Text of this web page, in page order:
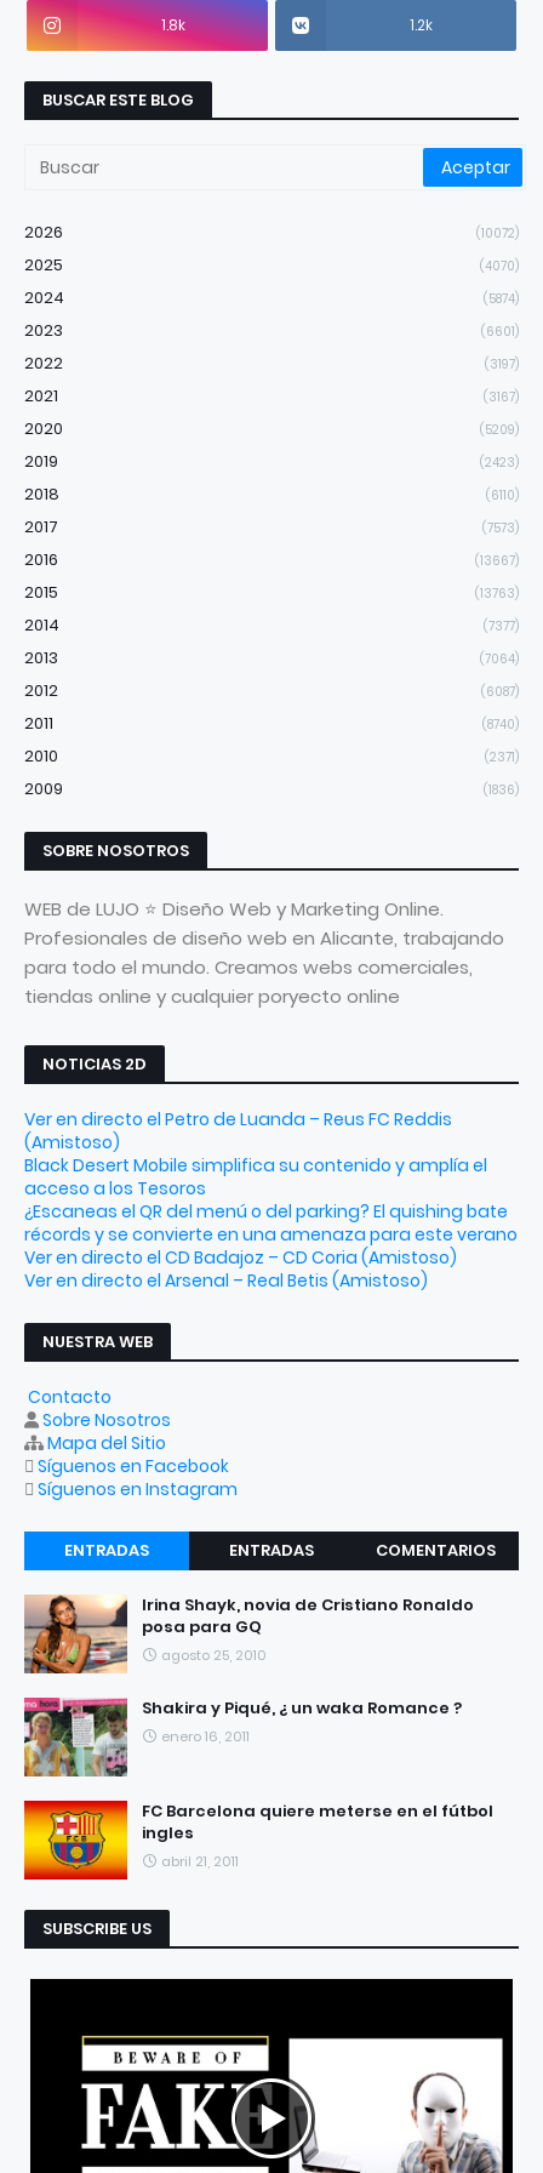
1.8k 1.2k
BUSCAR ESTE BLOG
2026 (10072)
2025 (4070)
2024 (5874)
2023 (6601)
2022 (3197)
2021 (3167)
2020 (5209)
2019 (2423)
2018 (6110)
2017 (7573)
2016 (13667)
2015 (13763)
2014 (7377)
2013 (7064)
2012 (6087)
2011 (8740)
2010 (2371)
2009 (1836)
SOBRE NOSOTROS
WEB de LUJO ⭐ Diseño Web y Marketing Online.
Profesionales de diseño web en Alicante, trabajando
para todo el mundo. Creamos webs comerciales,
tiendas online y cualquier poryecto online
NOTICIAS 2D
Ver en directo el Petro de Luanda – Reus FC Reddis
(Amistoso)
Black Desert Mobile simplifica su contenido y amplía el
acceso a los Tesoros
¿Escaneas el QR del menú o del parking? El quishing bate
récords y se convierte en una amenaza para este verano
Ver en directo el CD Badajoz – CD Coria (Amistoso)
Ver en directo el Arsenal – Real Betis (Amistoso)
NUESTRA WEB
Contacto
Sobre Nosotros
Mapa del Sitio
Síguenos en Facebook
Síguenos en Instagram
ENTRADAS
RECIENTES
ENTRADAS
COMENTARIOS
Irina Shayk, novia de Cristiano Ronaldo
posa para GQ
agosto 25, 2010
Shakira y Piqué, ¿ un waka Romance ?
enero 16, 2011
FC Barcelona quiere meterse en el fútbol
ingles
abril 21, 2011
SUBSCRIBE US